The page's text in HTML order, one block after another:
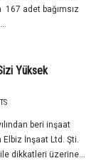
167 adet bağımsız
Yüksek
beri inşaat
İnşaat Ltd. Şti.
dikkatleri üzerine...